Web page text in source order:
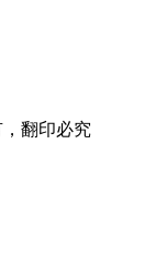
翻印必究